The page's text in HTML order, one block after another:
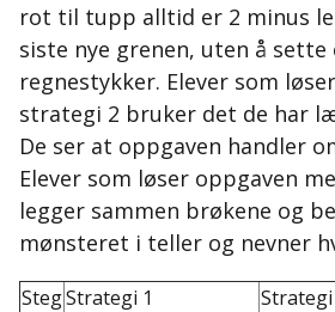
rot til tupp alltid er 2 minus
siste nye grenen, uten å sette
regnestykker. Elever som
strategi 2 bruker det de har
De ser at oppgaven handler
Elever som løser oppgaven
legger sammen brøkene og
mønsteret i teller og nevner
StegStrategi 1 Strategi